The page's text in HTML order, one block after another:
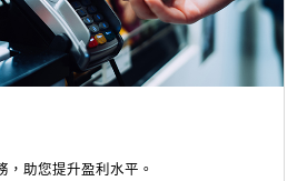
，助您提升盈利水平。